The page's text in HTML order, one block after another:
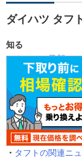
ダイハツ タフ
知る
タフトの最新モ
タフトのユーザ
タフトの専門家
タフトの公式画
タフトのユーザ
タフトのみんな
タフトの関連ニ